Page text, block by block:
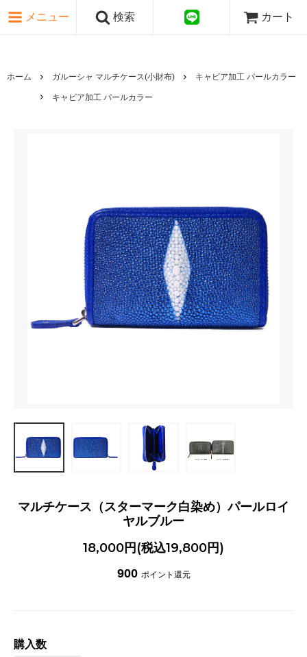
メニュー 検索 カート
ホーム ガルーシャ マルチケース(小財布) キャビア加工 パールカラー
キャビア加工 パールカラー
マルチケース（スターマーク白染め）パールロイ
ヤルブルー
18,000円(税込19,800円)
900 ポイント還元
購入数
ピンク・レッド系
ゴールド・シルバー系
国旗シリーズ
日本伝文様シリーズ